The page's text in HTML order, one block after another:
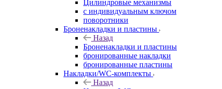
Цилиндровые механизмы
с индивидуальным ключом
поворотники
Броненакладки и пластины
Назад
Броненакладки и пластины
бронированные накладки
бронированные пластины
Накладки/WC-комплекты
Назад